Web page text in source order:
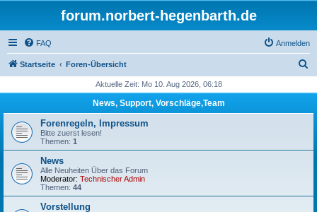
forum.norbert-hegenbarth.de
FAQ Anmelden
Startseite Foren-Übersicht
h
Aktuelle Zeit: Mo 10. Aug 2026, 06:18
News, Support, Vorschläge,Team
Forenregeln, Impressum
Bitte zuerst lesen!
Themen: 1
News
Alle Neuheiten Über das Forum
Moderator: Technischer Admin
Themen: 44
Vorstellung